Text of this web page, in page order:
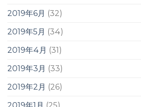
2019年6月 (32)
2019年5月 (34)
2019年4月 (31)
2019年3月 (33)
2019年2月 (26)